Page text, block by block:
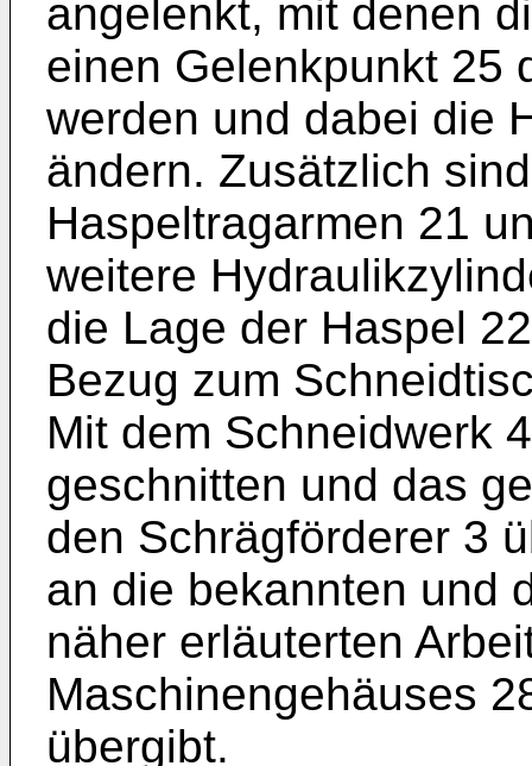
angelenkt, mit denen
einen Gelenkpunkt 25
werden und dabei die
ändern. Zusätzlich
Haspeltragarmen 21
weitere
die Lage der Haspel
Bezug zum
Mit dem Schneidwerk
geschnitten und das
den Schrägförderer 3
an die bekannten und
näher erläuterten
Maschinengehäuses
übergibt.